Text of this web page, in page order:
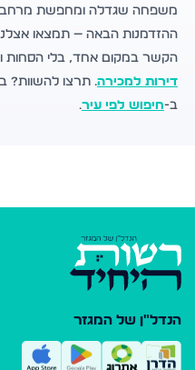
משפחה שגדלה ומחפשת
ההזדמנות הבאה — תמצאו
הקשר במקום אחד, בלי הסחות
דירות למכירה. תרצו להשוות?
ב-חיפוש לפי עיר.
הנדל"ן של המגזר